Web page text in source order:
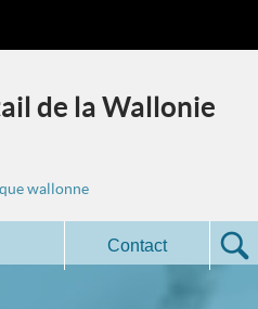
de la Wallonie
wallonne
Contact